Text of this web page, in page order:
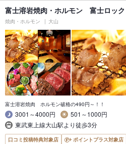
富士溶岩焼肉・ホルモン 富士ロック
焼肉・ホルモン 大山
富士溶岩焼肉 ホルモン破格の490円～！！
3001～4000円
501～1000円
東武東上線大山駅より徒歩3分
口コミ投稿特典対象店 ポイントプラス対象店